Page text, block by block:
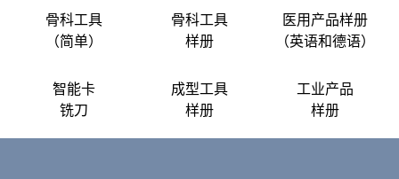
骨科工具
（简单）
骨科工具
样册
医用产品样册
（英语和德语）
智能卡
铣刀
成型工具
样册
工业产品
样册